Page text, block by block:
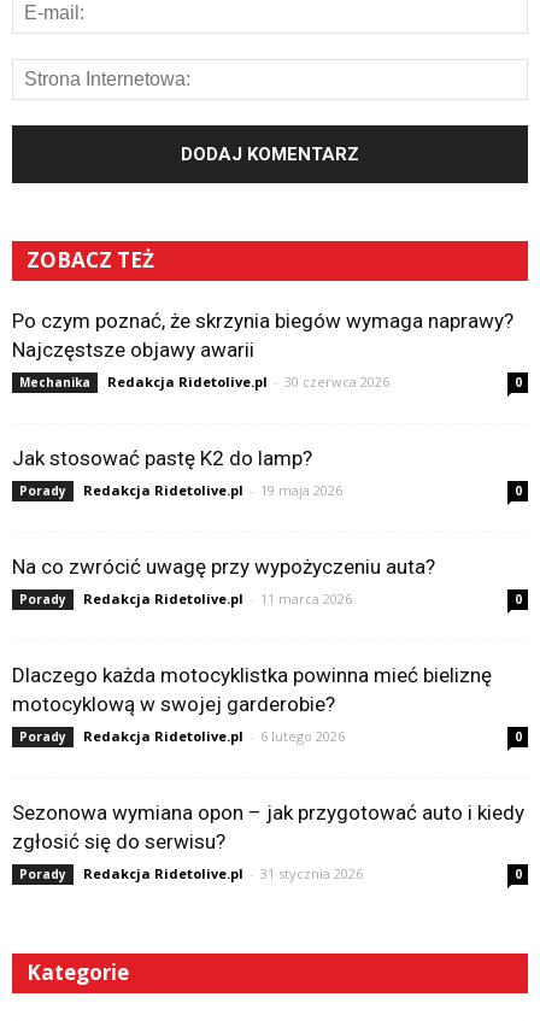
ZOBACZ TEŻ
Po czym poznać, że skrzynia biegów wymaga naprawy?
Najczęstsze objawy awarii
Mechanika Redakcja Ridetolive.pl - 30 czerwca 2026 0
Jak stosować pastę K2 do lamp?
Porady Redakcja Ridetolive.pl - 19 maja 2026 0
Na co zwrócić uwagę przy wypożyczeniu auta?
Porady Redakcja Ridetolive.pl - 11 marca 2026 0
Dlaczego każda motocyklistka powinna mieć bieliznę
motocyklową w swojej garderobie?
Porady Redakcja Ridetolive.pl - 6 lutego 2026 0
Sezonowa wymiana opon – jak przygotować auto i kiedy
zgłosić się do serwisu?
Porady Redakcja Ridetolive.pl - 31 stycznia 2026 0
Kategorie